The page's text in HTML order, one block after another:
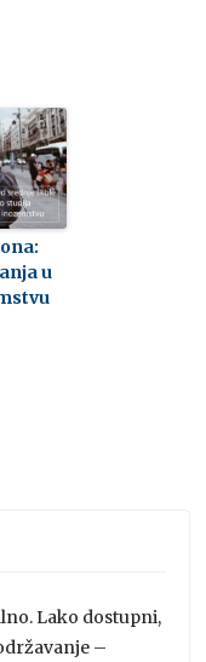
u
Lako dostupni,
–